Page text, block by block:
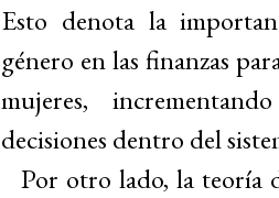
Esto denota la
género en las finanzas
mujeres,
decisiones dentro del
Por otro lado, la teoría